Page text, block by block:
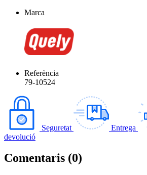
Marca
Referència
79-10524
Seguretat Entrega
devolució
Comentaris (0)